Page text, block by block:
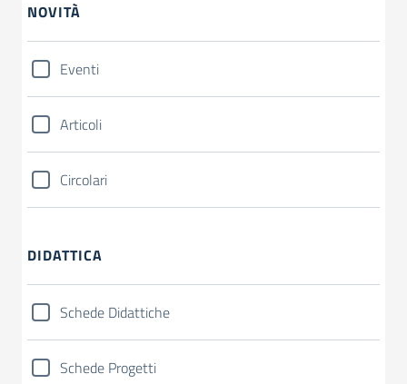
NOVITÀ
Eventi
Articoli
Circolari
DIDATTICA
Schede Didattiche
Schede Progetti